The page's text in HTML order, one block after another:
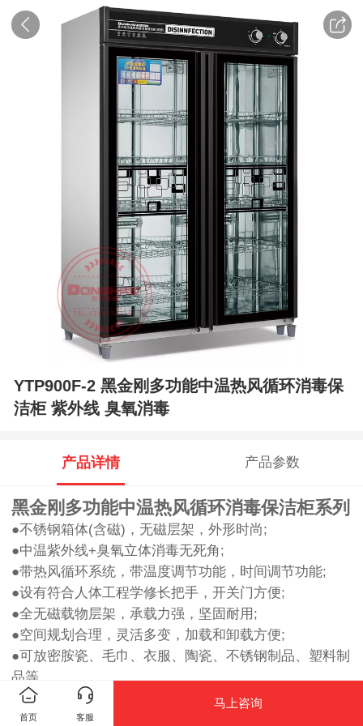
YTP900F-2 黑金刚多功能中温热风循环消毒保
洁柜 紫外线 臭氧消毒
产品详情 产品参数
黑金刚多功能中温热风循环消毒保洁柜系列
●不锈钢箱体(含磁)，无磁层架，外形时尚;
●中温紫外线+臭氧立体消毒无死角;
●带热风循环系统，带温度调节功能，时间调节功能;
●设有符合人体工程学修长把手，开关门方便;
●全无磁载物层架，承载力强，坚固耐用;
●空间规划合理，灵活多变，加载和卸载方便;
●可放密胺瓷、毛巾、衣服、陶瓷、不锈钢制品、塑料制
品等。
首页 客服
马上咨询